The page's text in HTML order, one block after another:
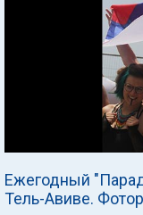
Ежегодный
Тель-Авиве.